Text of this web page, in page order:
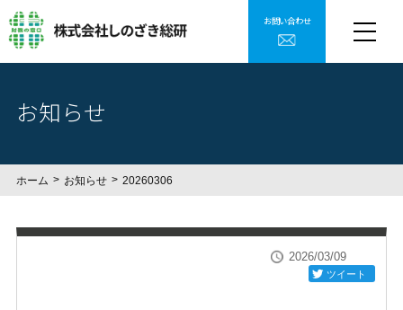
お問い合わせ
お知らせ
ホーム お知らせ 20260306
2026/03/09
ツイート